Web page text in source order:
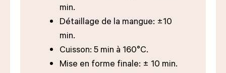
min.
Détaillage de la mangue: ±10
min.
Cuisson: 5 min à 160°C.
Mise en forme finale: ± 10 min.